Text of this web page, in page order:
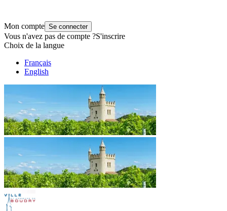
Mon compte Se connecter
Vous n'avez pas de compte ?S'inscrire
Choix de la langue
Français
English